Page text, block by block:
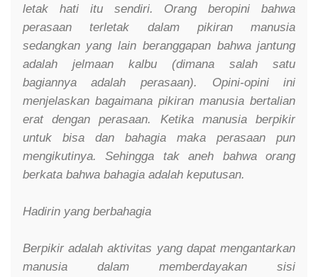
letak hati itu sendiri. Orang beropini bahwa
perasaan terletak dalam pikiran manusia
sedangkan yang lain beranggapan bahwa jantung
adalah jelmaan kalbu (dimana salah satu
bagiannya adalah perasaan). Opini-opini ini
menjelaskan bagaimana pikiran manusia bertalian
erat dengan perasaan. Ketika manusia berpikir
untuk bisa dan bahagia maka perasaan pun
mengikutinya. Sehingga tak aneh bahwa orang
berkata bahwa bahagia adalah keputusan.
Hadirin yang berbahagia
Berpikir adalah aktivitas yang dapat mengantarkan
manusia dalam memberdayakan sisi